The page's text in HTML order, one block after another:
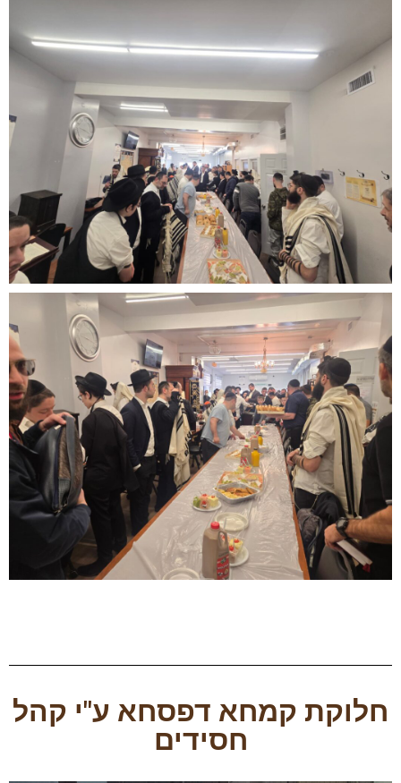
חלוקת קמחא דפסחא ע"י קהל
חסידים